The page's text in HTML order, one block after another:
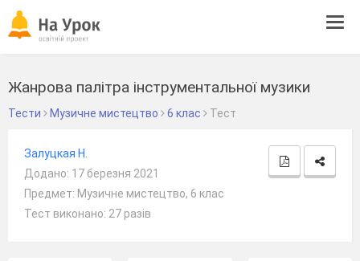
Жанрова палітра інструментальної музики
Тести Музичне мистецтво 6 клас Тест
Залуцкая Н.
Додано: 17 березня 2021
Предмет: Музичне мистецтво, 6 клас
Тест виконано: 27 разів